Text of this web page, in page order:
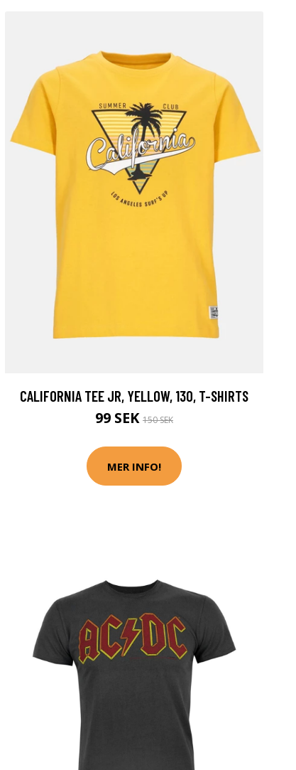
CALIFORNIA TEE JR, YELLOW, 130, T-SHIRTS
99 SEK 150 SEK
MER INFO!